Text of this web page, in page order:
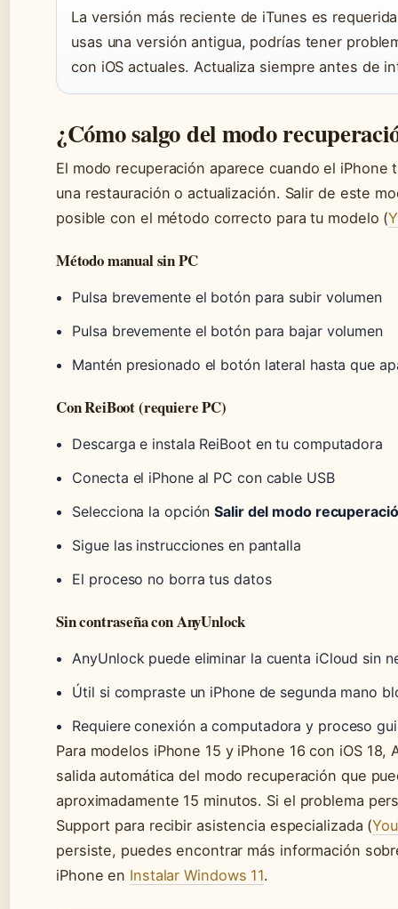
La versión más reciente de iTunes es
usas una versión antigua, podrías tener
con iOS actuales. Actualiza siempre antes de
¿Cómo salgo del modo
El modo recuperación aparece cuando el iPhone
una restauración o actualización. Salir de este
posible con el método correcto para tu modelo (
Método manual sin PC
Pulsa brevemente el botón para subir volumen
Pulsa brevemente el botón para bajar volumen
Mantén presionado el botón lateral hasta que
Con ReiBoot (requiere PC)
Descarga e instala ReiBoot en tu computadora
Conecta el iPhone al PC con cable USB
Selecciona la opciónSalir del modo
Sigue las instrucciones en pantalla
El proceso no borra tus datos
Sin contraseña con AnyUnlock
AnyUnlock puede eliminar la cuenta iCloud sin
Útil si compraste un iPhone de segunda mano
Requiere conexión a computadora y proceso
Para modelos iPhone 15 y iPhone 16 con iOS 18,
salida automática del modo recuperación que
aproximadamente 15 minutos. Si el problema
Support para recibir asistencia especializada (
persiste, puedes encontrar más información
iPhone en Instalar Windows 11.